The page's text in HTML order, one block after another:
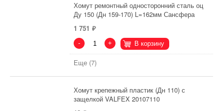
Хомут ремонтный односторонний сталь оц
Ду 150 (Дн 159-170) L=162мм Сансфера
1 751
- + В корзину
Еще (7)
Хомут крепежный пластик (Дн 110) с
защелкой VALFEX 20107110